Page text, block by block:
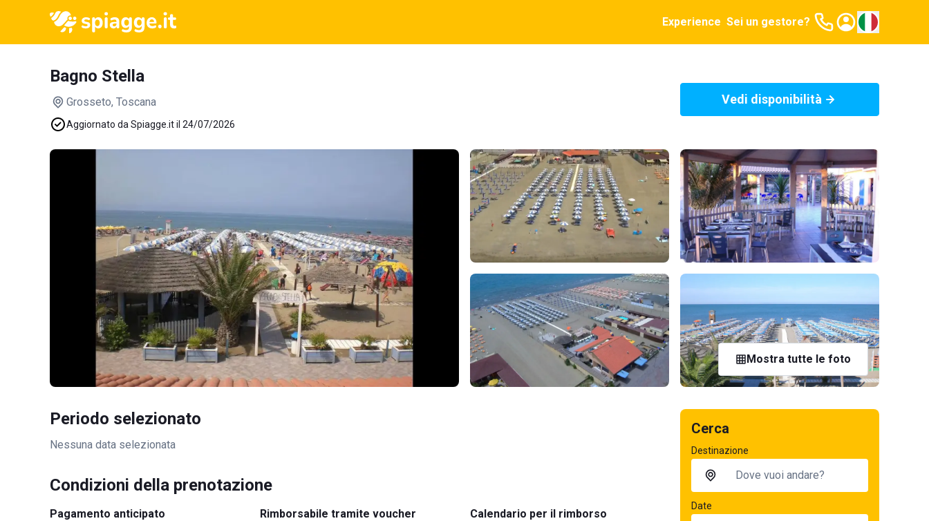
Experience Sei un gestore?
Bagno Stella
Grosseto, Toscana
Aggiornato da Spiagge.it il 24/07/2026
Vedi disponibilità
Mostra tutte le foto
Periodo selezionato
Nessuna data selezionata
Condizioni della prenotazione
Pagamento anticipato
Rimborsabile tramite voucher
Calendario per il rimborso
Cerca
Destinazione
Date